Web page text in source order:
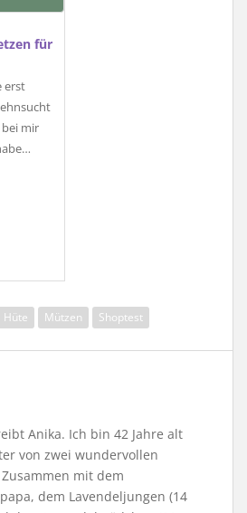
für
erst
mir
Hüte Mützen Shoptest
Anika. Ich bin 42 Jahre alt
von zwei wundervollen
mit dem
dem Lavendeljungen (14